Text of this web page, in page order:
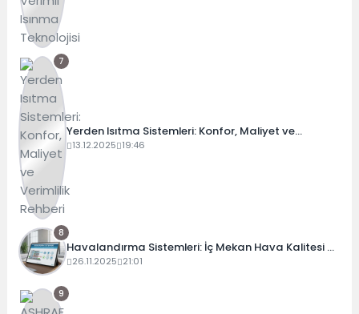
7
Yerden Isıtma Sistemleri: Konfor, Maliyet ve
Verimlilik Rehberi
13.12.2025 19:46
8
Havalandırma Sistemleri: İç Mekan Hava Kalitesi ve
Enerji Verimliliği Rehberi (2025)
26.11.2025 21:01
9